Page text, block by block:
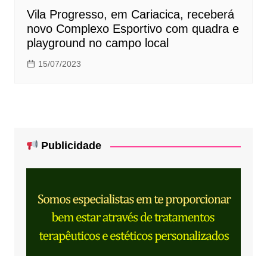
Vila Progresso, em Cariacica, receberá
novo Complexo Esportivo com quadra e
playground no campo local
15/07/2023
Publicidade